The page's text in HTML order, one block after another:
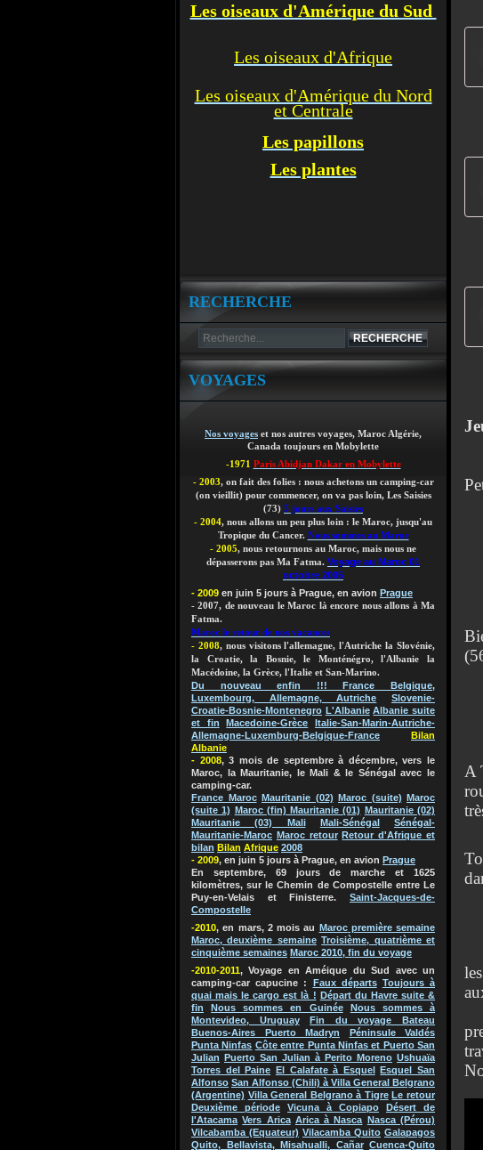
Les oiseaux d'Amérique du Sud
Les oiseaux d'Afrique
Les oiseaux d'Amérique du Nord
et Centrale
Les papillons
Les plantes
RECHERCHE
VOYAGES
Nos voyages et nos autres voyages, Maroc Algérie,
Canada toujours en Mobylette
-1971 Paris Abidjan Dakar en Mobylette
- 2003, on fait des folies : nous achetons un camping-car
(on vieillit) pour commencer, on va pas loin, Les Saisies
(73) 5 jours aux Saisies
- 2004, nous allons un peu plus loin : le Maroc, jusqu'au
Tropique du Cancer. Nous sommes au Maroc
- 2005, nous retournons au Maroc, mais nous ne
dépasserons pas Ma Fatma. Voyage au Maroc 01
octobre 2005
- 2009 en juin 5 jours à Prague, en avion Prague
- 2007, de nouveau le Maroc là encore nous allons à Ma
Fatma.
Maroc le retour de nos vacances
- 2008, nous visitons l'allemagne, l'Autriche la Slovénie,
la Croatie, la Bosnie, le Monténégro, l'Albanie la
Macédoine, la Grèce, l'Italie et San-Marino.
Du nouveau enfin !!! France Belgique,
Luxembourg, Allemagne, Autriche
Slovenie-
Croatie-Bosnie-Montenegro L'Albanie Albanie suite
et fin
Macedoine-Grèce
Italie-San-Marin-Autriche-
Allemagne-Luxemburg-Belgique-France
Bilan
Albanie
- 2008, 3 mois de septembre à décembre, vers le
Maroc, la Mauritanie, le Mali & le Sénégal avec le
camping-car.
France Maroc
Mauritanie (02) Maroc (suite)
Maroc
(suite 1)
Maroc (fin) Mauritanie (01)
Mauritanie (02)
Mauritanie (03) Mali
Mali-Sénégal
Sénégal-
Mauritanie-Maroc Maroc retour Retour d'Afrique et
bilan Bilan Afrique 2008
- 2009, en juin 5 jours à Prague, en avion Prague
En septembre, 69 jours de marche et 1625
kilomètres, sur le Chemin de Compostelle entre Le
Puy-en-Velais et Finisterre. Saint-Jacques-de-
Compostelle
-2010, en mars, 2 mois au Marocpremière semaine
Maroc, deuxième semaine Troisième, quatrième et
cinquième semaines Maroc 2010, fin du voyage
-2010-2011, Voyage en Améique du Sud avec un
camping-car capucine : Faux départs Toujours à
quai mais le cargo est là ! Départ du Havre suite &
fin
Nous sommes en Guinée
Nous sommes à
Montevideo, Uruguay
Fin du voyage Bateau
Buenos-Aires Puerto Madryn
Péninsule Valdés
Punta Ninfas Côte entre Punta Ninfas et Puerto San
Julian
Puerto San Julian à Perito Moreno Ushuaïa
Torres del Paine
El Calafate à Esquel
Esquel San
Alfonso San Alfonso (Chili) à Villa General Belgrano
(Argentine) Villa General Belgrano à Tigre Le retour
Deuxième période
Vicuna à Copiapo
Désert de
l'Atacama Vers Arica Arica à Nasca
Nasca (Pérou)
Vilcabamba (Equateur) Vilacamba Quito Galapagos
Quito, Bellavista, Misahualli, Cañar Cuenca-Quito
A